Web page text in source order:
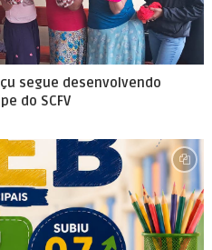
segue desenvolvendo
do SCFV